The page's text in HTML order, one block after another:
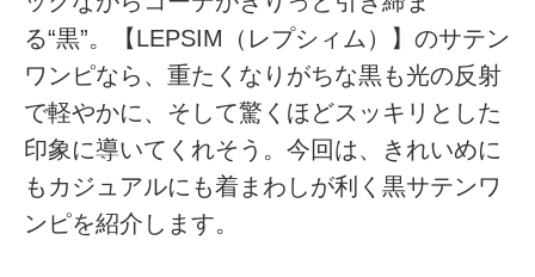
る“黒”。【LEPSIM（レプシィム）】のサテン
ワンピなら、重たくなりがちな黒も光の反射
で軽やかに、そして驚くほどスッキリとした
印象に導いてくれそう。今回は、きれいめに
もカジュアルにも着まわしが利く黒サテンワ
ンピを紹介します。